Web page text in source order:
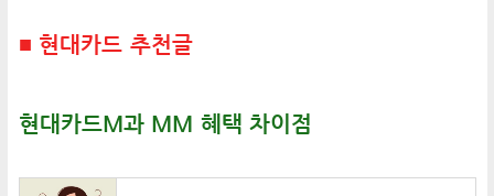
■ 현대카드 추천글
현대카드M과 MM 혜택 차이점